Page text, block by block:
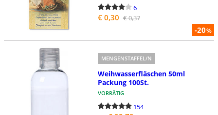
-20%
6
€ 0,30 € 0,37
MENGENSTAFFEL/N
Weihwasserfläschen 50ml
Packung 100St.
VORRÄTIG
154